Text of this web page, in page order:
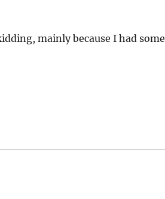
mainly because I had some